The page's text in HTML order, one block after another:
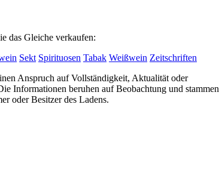
das Gleiche verkaufen:
Sekt Spirituosen Tabak Weißwein Zeitschriften
Anspruch auf Vollständigkeit, Aktualität oder
Informationen beruhen auf Beobachtung und stammen
oder Besitzer des Ladens.